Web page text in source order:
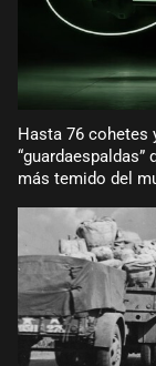
Hasta 76 cohetes
más temido del